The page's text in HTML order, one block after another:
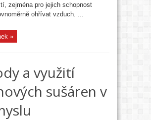
zejména pro jejich schopnost
ohřívat vzduch. ...
»
a využití
sušáren v